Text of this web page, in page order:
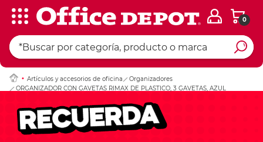
0
Artículos y accesorios de oficina
Organizadores
ORGANIZADOR CON GAVETAS RIMAX DE PLASTICO, 3 GAVETAS, AZUL
Ingresar Codigo